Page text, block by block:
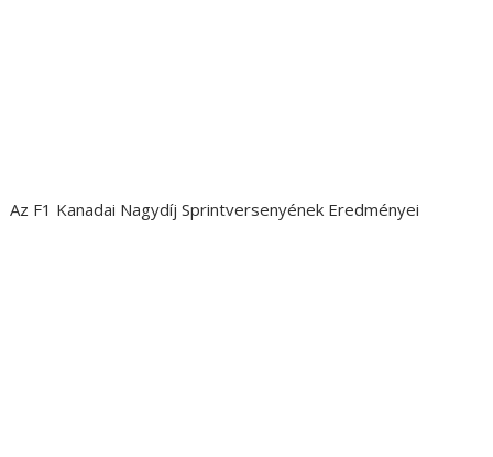
Az F1 Kanadai Nagydíj Sprintversenyének Eredményei